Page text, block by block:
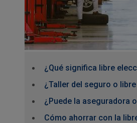
¿Qué significa libre
¿Taller del seguro o
¿Puede la aseguradora
Cómo ahorrar con la